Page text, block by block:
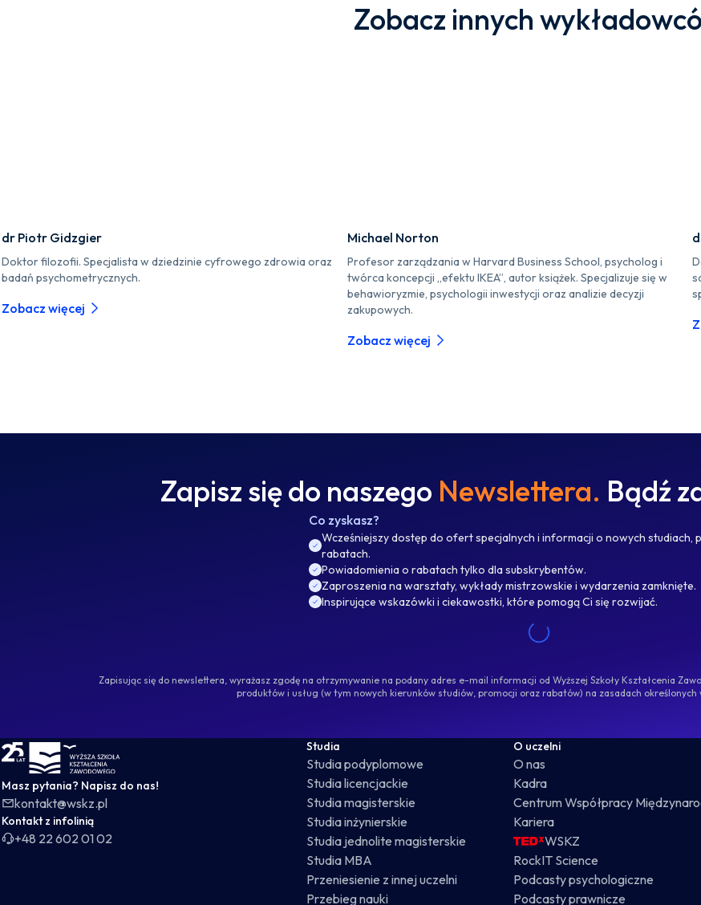
Zobacz innych
dr Piotr Gidzgier
Doktor filozofii. Specjalista w dziedzinie cyfrowego zdrowia oraz
badań psychometrycznych.
Zobacz więcej
Michael Norton
Profesor zarządzania w Harvard Business School, psycholog i
twórca koncepcji „efektu IKEA”, autor książek. Specjalizuje się w
behawioryzmie, psychologii inwestycji oraz analizie decyzji
zakupowych.
Zobacz więcej
Zapisz się do naszego Newslettera. Bądź
Co zyskasz?
Wcześniejszy dostęp do ofert specjalnych i informacji o nowych studiach,
rabatach.
Powiadomienia o rabatach tylko dla subskrybentów.
Zaproszenia na warsztaty, wykłady mistrzowskie i wydarzenia zamknięte.
Inspirujące wskazówki i ciekawostki, które pomogą Ci się rozwijać.
Zapisując się do newslettera, wyrażasz zgodę na otrzymywanie na podany adres e-mail informacji od Wyższej Szkoły Kształcenia
produktów i usług (w tym nowych kierunków studiów, promocji oraz rabatów) na zasadach określonych
WSKZ - strona główna
Masz pytania? Napisz do nas!
kontakt@wskz.pl
Kontakt z infolinią
+48 22 602 01 02
Studia
Studia podyplomowe
Studia licencjackie
Studia magisterskie
Studia inżynierskie
Studia jednolite magisterskie
Studia MBA
Przeniesienie z innej uczelni
Przebieg nauki
O uczelni
O nas
Kadra
Centrum Współpracy
Kariera
WSKZ
RockIT Science
Podcasty psychologiczne
Podcasty prawnicze